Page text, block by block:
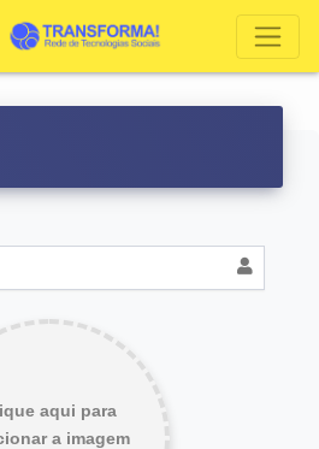
aqui para
a imagem